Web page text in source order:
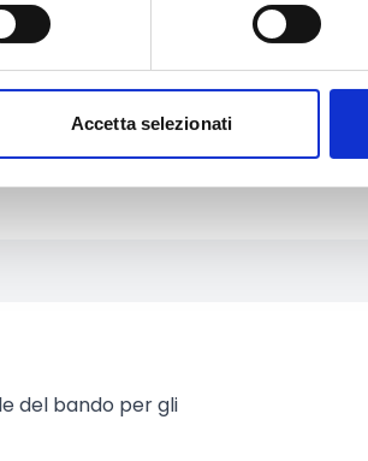
Accetta selezionati
partecipante al
del bando per gli